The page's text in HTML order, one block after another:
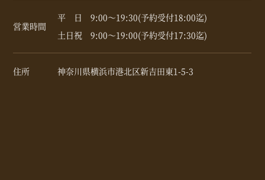
営業時間
平 日 9:00～19:30(予約受付18:00迄)
土日祝 9:00～19:00(予約受付17:30迄)
住所 神奈川県横浜市港北区新吉田東1-5-3